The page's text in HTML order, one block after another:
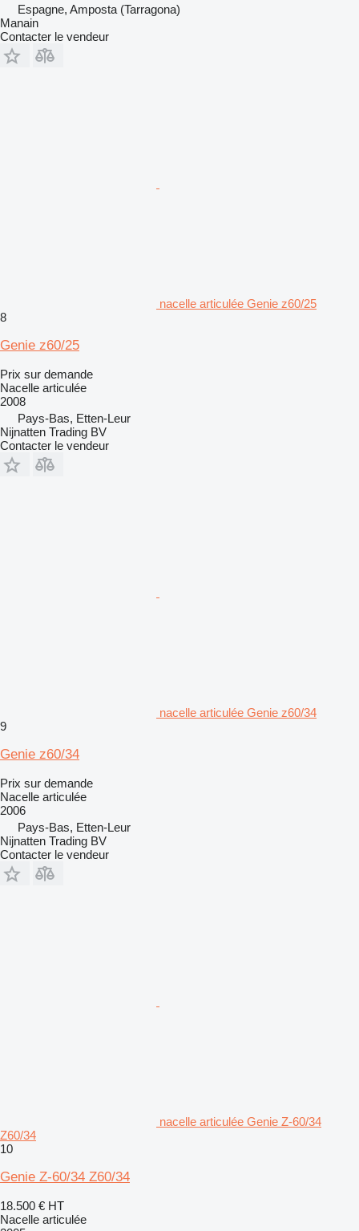
Espagne, Amposta (Tarragona)
Manain
Contacter le vendeur
nacelle articulée Genie z60/25
8
Genie z60/25
Prix sur demande
Nacelle articulée
2008
Pays-Bas, Etten-Leur
Nijnatten Trading BV
Contacter le vendeur
nacelle articulée Genie z60/34
9
Genie z60/34
Prix sur demande
Nacelle articulée
2006
Pays-Bas, Etten-Leur
Nijnatten Trading BV
Contacter le vendeur
nacelle articulée Genie Z-60/34
Z60/34
10
Genie Z-60/34 Z60/34
18.500 € HT
Nacelle articulée